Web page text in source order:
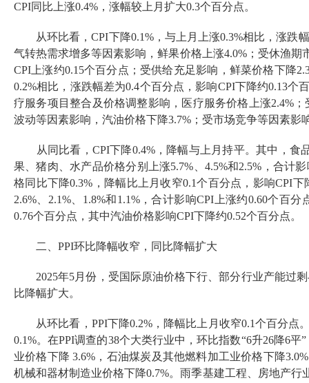
CPI同比上涨0.4% ，涨幅较上月扩大0.3个百分点。
从环比看，CPI下降0.1%，与上月 上涨0.3%相比，涨跌
气转热需求增多等因素影响，鲜果价格上涨4.0%； 受休渔期
CPI 上涨约0.15个百分点；受供给充足影响，鲜菜价格下降
0.2%相比 ， 涨跌幅差为0.4个百分点，影响CPI下降约0.13个
疗服务项目整合及价格调整影响，医疗服务价格上涨2.4%
波动等因素影响，汽油价格下降3.7% ；受市场竞争等因素影
从同比看， CPI下降0.4%， 降幅与上月持平。其中， 食
果、猪肉、 水产品价格分别上涨5.7% 4.5%和2.5% ，合计
格同比下降0.3% ， 降幅 比 上月收窄0.1个百分点 ，影响CPI下
2.6%
2.1%、 1.8%和1.1%，合计影响CPI 上涨约0.60个百分
0.76个百分点，其中汽油价格影响CPI下降约0.52个百分点。
二、 PPI环比降幅收窄 ，同比降幅扩大
2025年5月份，受国际原油价格下行、部分行业产能过
比降幅扩大。
从环比看， PPI下降0.2% ， 降幅比上月收窄0.1个百分点
0.1%。在PPI调查的38个大类行业中，环比指数“6升26降6平”
业价格下降 3.6% ，石油煤炭及其他燃料加工业价格下降3.0%
机械和器材制造业价格下降0.7%。雨季基建工程
房地产行